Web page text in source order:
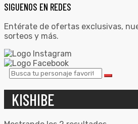
SIGUENOS EN REDES
Entérate de ofertas exclusivas,
sorteos y más.
KISHIBE